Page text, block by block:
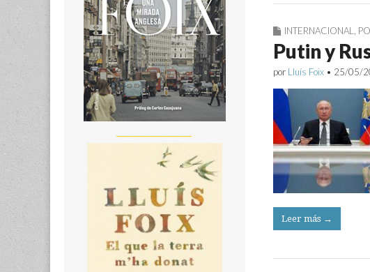
INTERNACIONAL,
Putin y
por Lluís Foix • 25/05/
Leer más →